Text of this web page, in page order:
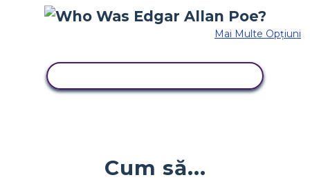
Mai Multe Opțiuni
Cum să...